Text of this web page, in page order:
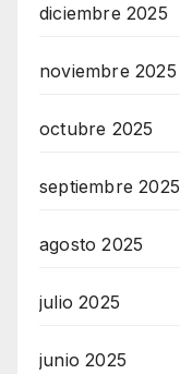
diciembre 2025
noviembre 2025
octubre 2025
septiembre 2025
agosto 2025
julio 2025
junio 2025